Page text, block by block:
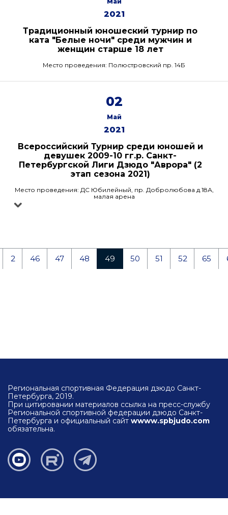
2021
Традиционный юношеский турнир по
ката "Белые ночи" среди мужчин и
женщин старше 18 лет
Место проведения: Полюстровский пр. 14Б
02
Май
2021
Всероссийский Турнир среди юношей и
девушек 2009-10 гг.р. Санкт-
Петербургской Лиги Дзюдо "Аврора" (2
этап сезона 2021)
Место проведения: ДС Юбилейный, пр. Добролюбова д.18А,
малая арена
2 46 47 48 49 50 51 52 65
Региональная спортивная Федерация дзюдо Санкт-
Петербурга, 2019.
При цитировании материалов ссылка на пресс-службу
Региональной спортивной федерации дзюдо Санкт-
Петербурга и официальный сайт wwww.spbjudo.com
обязательна.